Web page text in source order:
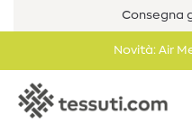
Consegna
Novità: Air